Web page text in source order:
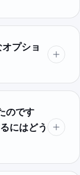
プショ
のです
にはどう